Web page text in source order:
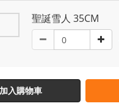
聖誕雪人 35CM
加入購物車